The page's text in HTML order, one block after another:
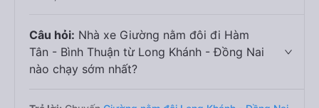
Câu hỏi: Nhà xe Giường nằm đôi đi Hàm
Tân - Bình Thuận từ Long Khánh - Đồng Nai
nào chạy sớm nhất?